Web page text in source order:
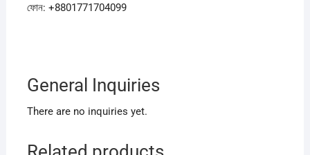
ফোন: +8801771704099
General Inquiries
There are no inquiries yet.